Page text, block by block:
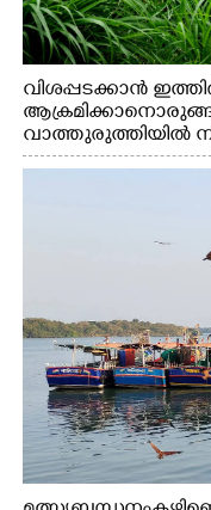
വിശപ്പടക്കാൻ
വാത്തുരുത്തിയിൽ